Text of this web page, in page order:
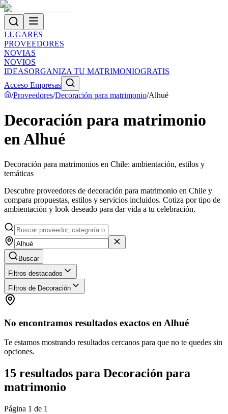
LUGARES
PROVEEDORES
NOVIAS
NOVIOS
IDEASORGANIZA TU MATRIMONIOGRATIS
Acceso Empresas
/Proveedores/Decoración para matrimonio/Alhué
Decoración para matrimonio
en Alhué
Decoración para matrimonios en Chile: ambientación, estilos y
temáticas
Descubre proveedores de decoración para matrimonio en Chile y
compara propuestas, estilos y servicios incluidos. Cotiza por tipo de
ambientación y look deseado para dar vida a tu celebración.
Buscar
Filtros destacados
Filtros de Decoración
No encontramos resultados exactos en Alhué
Te estamos mostrando resultados cercanos para que no te quedes sin
opciones.
15 resultados para Decoración para
matrimonio
Página 1 de 1